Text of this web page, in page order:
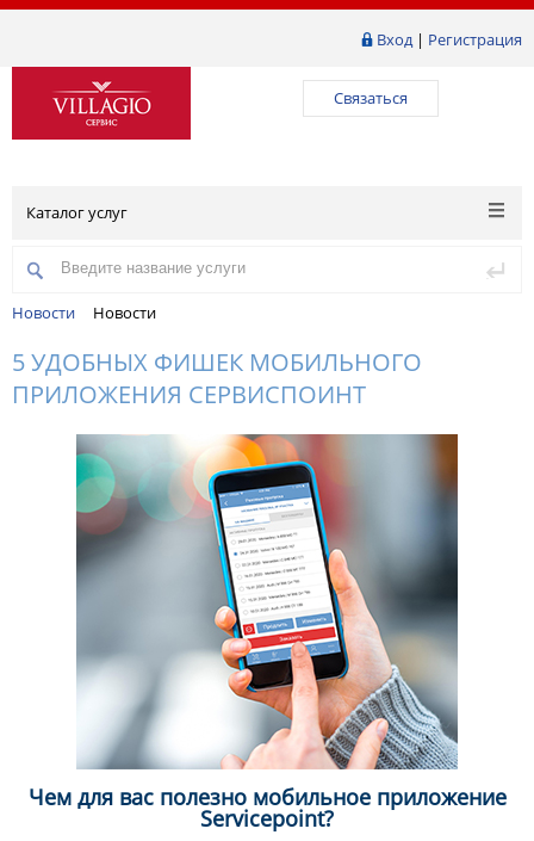
Вход| Регистрация
Связаться
Каталог услуг
Новости Новости
5 УДОБНЫХ ФИШЕК МОБИЛЬНОГО
ПРИЛОЖЕНИЯ СЕРВИСПОИНТ
Чем для вас полезно мобильное приложение
Servicepoint?